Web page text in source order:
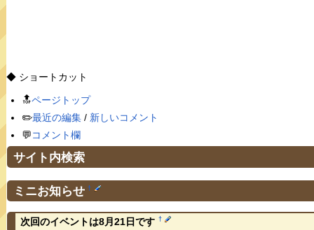
◆ ショートカット
🔝ページトップ
✏️最近の編集/ 新しいコメント
💬コメント欄
サイト内検索
ミニお知らせ †
次回のイベントは8月21日です †